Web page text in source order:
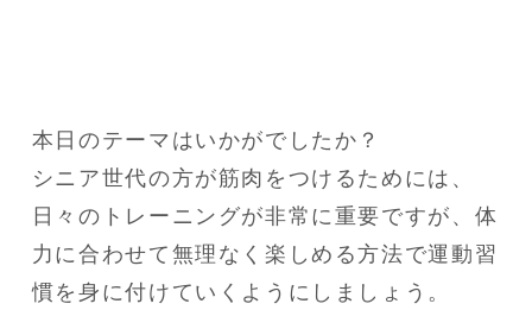
本日のテーマはいかがでしたか？
シニア世代の方が筋肉をつけるためには、
日々のトレーニングが非常に重要ですが、体
力に合わせて無理なく楽しめる方法で運動習
慣を身に付けていくようにしましょう。